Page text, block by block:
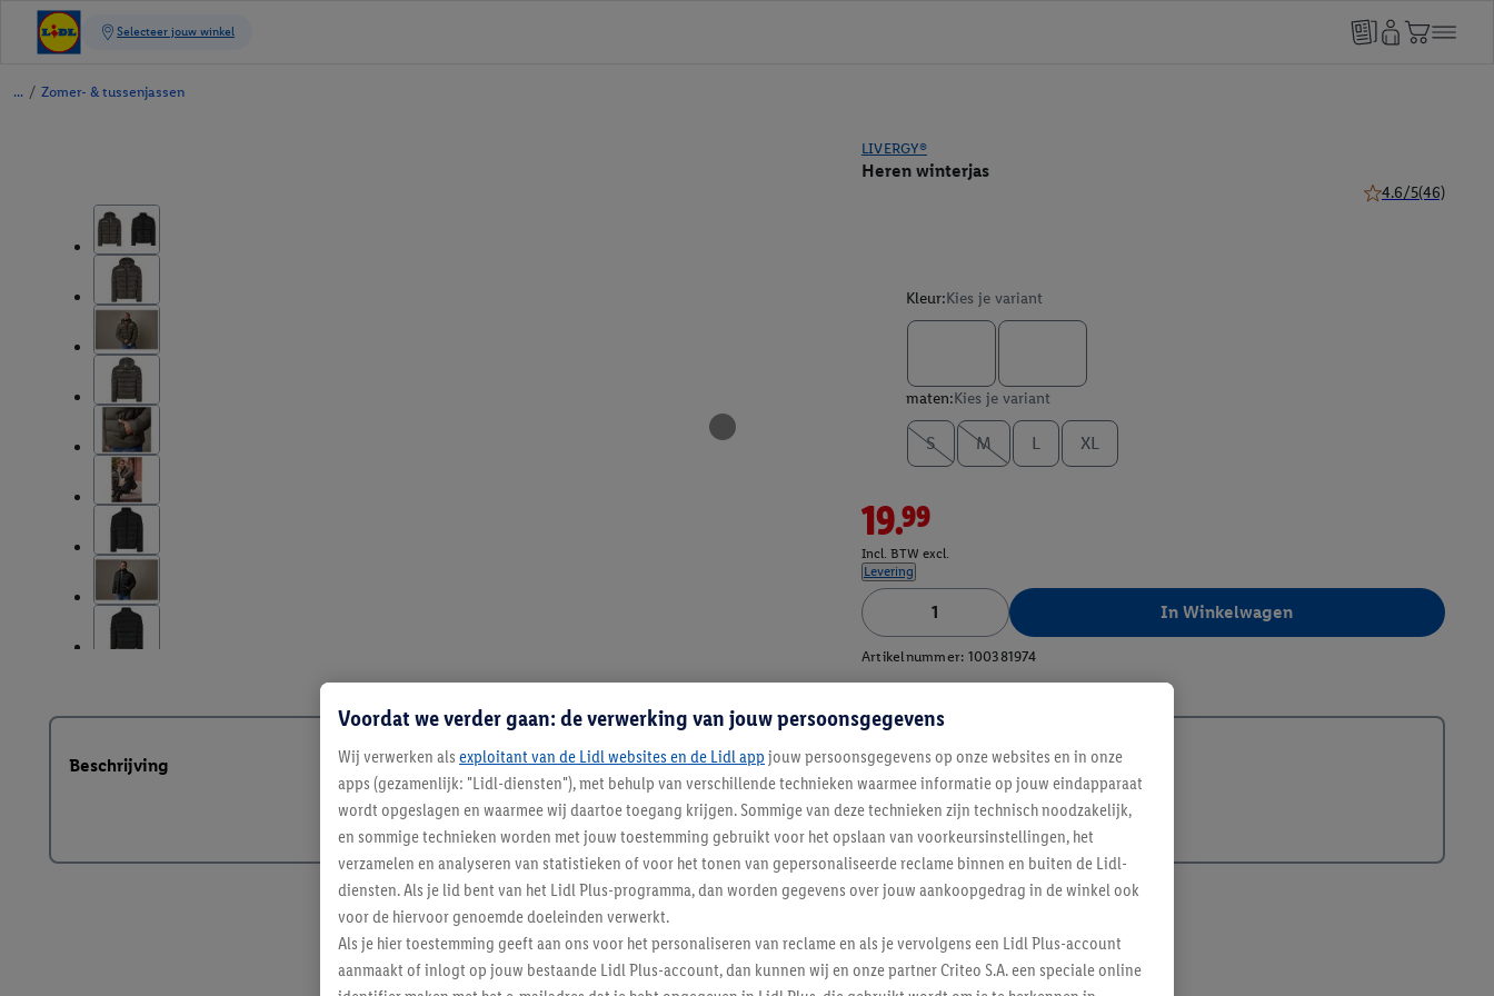
/ Zomer- & tussenjassen
LIVERGY®
Heren winterjas
4.6/5(46)
Kleur:Kies je variant
maten:Kies je variant
S M L XL
19.99
Incl. BTW excl.
Levering
In Winkelwagen
Artikelnummer: 100381974
Beschrijving
Voordat we verder gaan: de verwerking van jouw persoonsgegevens
Wij verwerken als exploitant van de Lidl websites en de Lidl app jouw persoonsgegevens op onze websites en in onze
apps (gezamenlijk: "Lidl-diensten"), met behulp van verschillende technieken waarmee informatie op jouw eindapparaat
wordt opgeslagen en waarmee wij daartoe toegang krijgen. Sommige van deze technieken zijn technisch noodzakelijk,
en sommige technieken worden met jouw toestemming gebruikt voor het opslaan van voorkeursinstellingen, het
verzamelen en analyseren van statistieken of voor het tonen van gepersonaliseerde reclame binnen en buiten de Lidl-
diensten. Als je lid bent van het Lidl Plus-programma, dan worden gegevens over jouw aankoopgedrag in de winkel ook
voor de hiervoor genoemde doeleinden verwerkt.
Als je hier toestemming geeft aan ons voor het personaliseren van reclame en als je vervolgens een Lidl Plus-account
aanmaakt of inlogt op jouw bestaande Lidl Plus-account, dan kunnen wij en onze partner Criteo S.A. een speciale online